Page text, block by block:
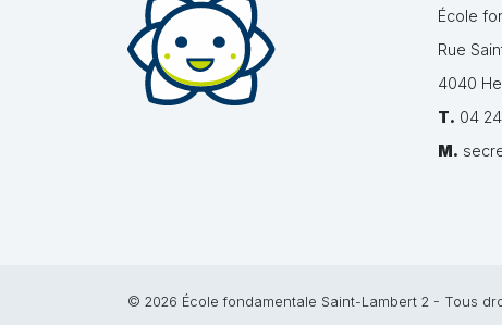
École
Rue
4040
T. 04
M.
© 2026 École fondamentale Saint-Lambert 2 - Tous